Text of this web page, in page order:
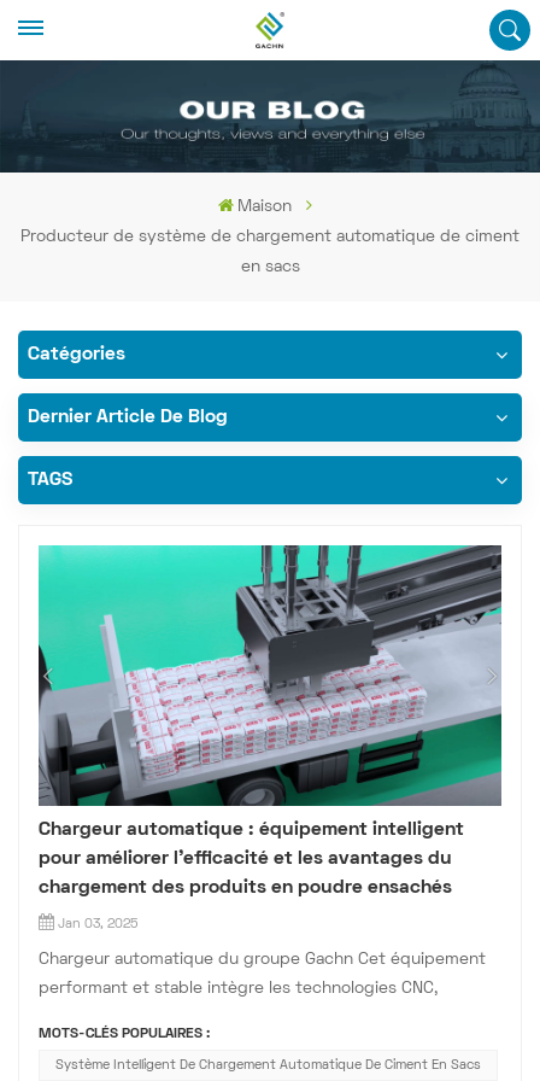
Maison
Producteur de système de chargement automatique de ciment
en sacs
Catégories
Dernier Article De Blog
TAGS
Chargeur automatique : équipement intelligent
pour améliorer l’efficacité et les avantages du
chargement des produits en poudre ensachés
Jan 03, 2025
Chargeur automatique du groupe Gachn Cet équipement
performant et stable intègre les technologies CNC,
Il illustre la tendance des équipements industriels
MOTS-CLÉS POPULAIRES :
Système Intelligent De Chargement Automatique De Ciment En Sacs